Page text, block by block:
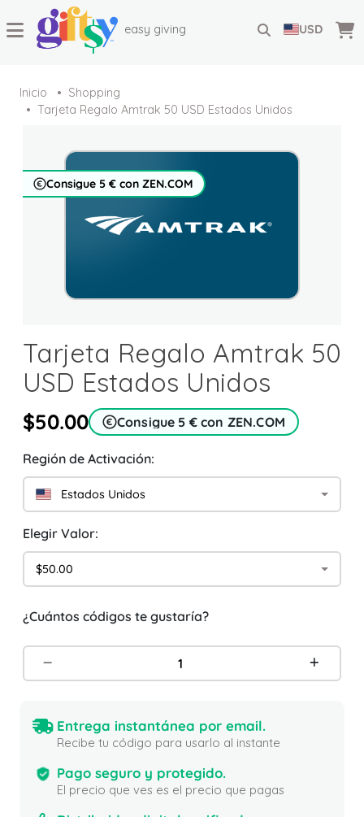
easy giving USD
Inicio
Shopping
Tarjeta Regalo Amtrak 50 USD Estados Unidos
Consigue 5 € con ZEN.COM
Tarjeta Regalo Amtrak 50
USD Estados Unidos
$50.00 Consigue 5 € con ZEN.COM
Región de Activación:
Estados Unidos
Elegir Valor:
$50.00
¿Cuántos códigos te gustaría?
Entrega instantánea por email.
Recibe tu código para usarlo al instante
Pago seguro y protegido.
El precio que ves es el precio que pagas